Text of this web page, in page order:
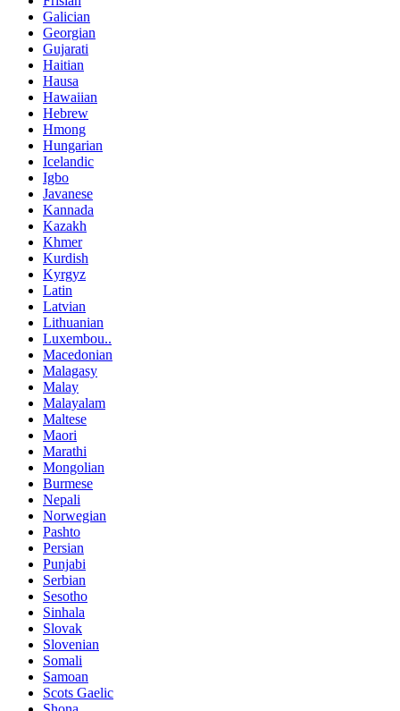
Galician
Georgian
Gujarati
Haitian
Hausa
Hawaiian
Hebrew
Hmong
Hungarian
Icelandic
Igbo
Javanese
Kannada
Kazakh
Khmer
Kurdish
Kyrgyz
Latin
Latvian
Lithuanian
Luxembou..
Macedonian
Malagasy
Malay
Malayalam
Maltese
Maori
Marathi
Mongolian
Burmese
Nepali
Norwegian
Pashto
Persian
Punjabi
Serbian
Sesotho
Sinhala
Slovak
Slovenian
Somali
Samoan
Scots Gaelic